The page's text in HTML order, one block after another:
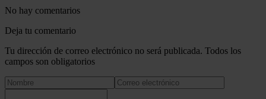
No hay comentarios
Deja tu comentario
Tu dirección de correo electrónico no será publicada. Todos los
campos son obligatorios